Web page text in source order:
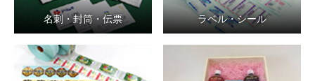
名刺・封筒・伝票 ラベル・シール